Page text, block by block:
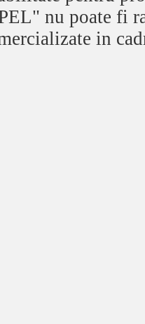
nu poate fi
in